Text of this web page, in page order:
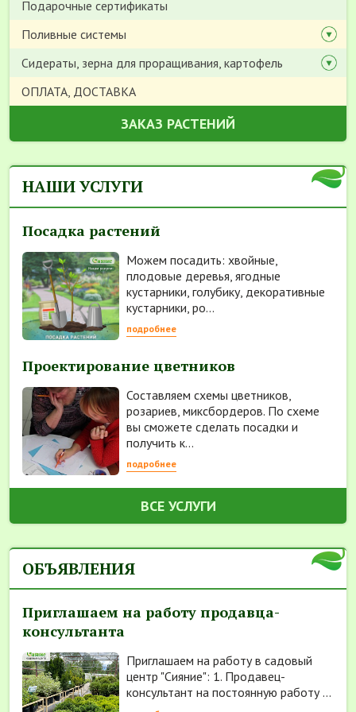
Подарочные сертификаты
Поливные системы
Сидераты, зерна для проращивания, картофель
ОПЛАТА, ДОСТАВКА
ЗАКАЗ РАСТЕНИЙ
НАШИ УСЛУГИ
Посадка растений
Можем посадить: хвойные,
плодовые деревья, ягодные
кустарники, голубику, декоративные
кустарники, ро...
подробнее
Проектирование цветников
Составляем схемы цветников,
розариев, миксбордеров. По схеме
вы сможете сделать посадки и
получить к...
подробнее
ВСЕ УСЛУГИ
ОБЪЯВЛЕНИЯ
Приглашаем на работу продавца-
консультанта
Приглашаем на работу в садовый
центр "Сияние": 1. Продавец-
консультант на постоянную работу ...